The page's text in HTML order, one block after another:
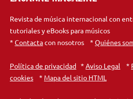
Revista de música internacional con
tutoriales y eBooks para músicos
* Contactacon nosotros * Quiénes
Política de privacidad * Aviso Legal *
cookies * Mapa del sitio HTML